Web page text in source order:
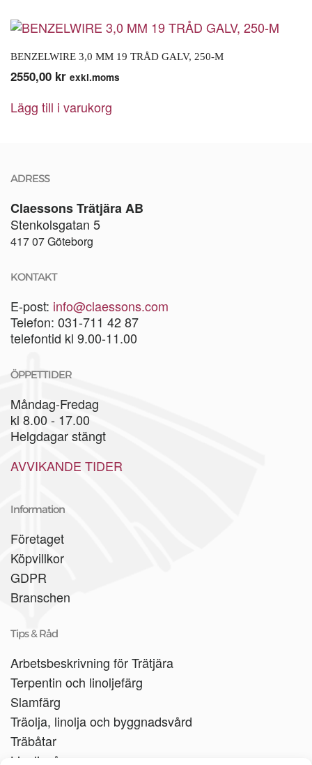
BENZELWIRE 3,0 MM 19 TRÅD GALV, 250-M
2550,00 kr exkl.moms
Lägg till i varukorg
ADRESS
Claessons Trätjära AB
Stenkolsgatan 5
417 07 Göteborg
KONTAKT
E-post: info@claessons.com
Telefon: 031-711 42 87
telefontid kl 9.00-11.00
ÖPPETTIDER
Måndag-Fredag
kl 8.00 - 17.00
Helgdagar stängt
AVVIKANDE TIDER
Information
Företaget
Köpvillkor
GDPR
Branschen
Tips & Råd
Arbetsbeskrivning för Trätjära
Terpentin och linoljefärg
Slamfärg
Träolja, linolja och byggnadsvård
Träbåtar
Linoljesåpa